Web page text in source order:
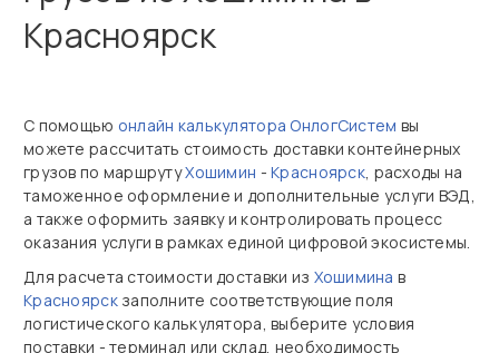
Красноярск
С помощью онлайн калькулятора ОнлогСистем вы
можете рассчитать стоимость доставки контейнерных
грузов по маршрутуХошимин -Красноярск, расходы на
таможенное оформление и дополнительные услуги ВЭД,
а также оформить заявку и контролировать процесс
оказания услуги в рамках единой цифровой экосистемы.
Для расчета стоимости доставки из Хошимина в
Красноярскзаполните соответствующие поля
логистического калькулятора, выберите условия
поставки - терминал или склад, необходимость